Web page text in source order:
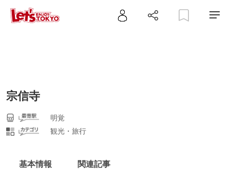
宗信寺
明覚
観光・旅行
基本情報 関連記事